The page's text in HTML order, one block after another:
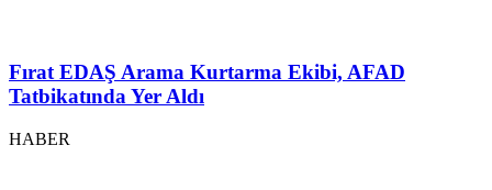
Fırat EDAŞ Arama Kurtarma Ekibi, AFAD
Tatbikatında Yer Aldı
HABER